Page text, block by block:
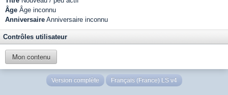
Âge Âge inconnu
Anniversaire Anniversaire inconnu
Contrôles utilisateur
Mon contenu
Version complète Français (France) LS v4